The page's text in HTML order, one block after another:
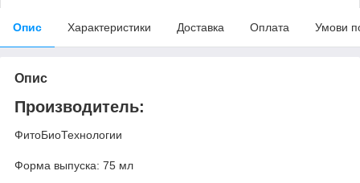
Опис Характеристики Доставка Оплата Умови
Опис
Производитель:
ФитоБиоТехнологии
Форма выпуска: 75 мл